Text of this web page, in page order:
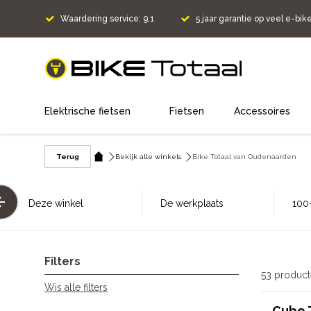
Waardering service: 9,1 5 jaar garantie op veel e-
home
Elektrische fietsen Fietsen Accessoires
Terug Bekijk alle winkels Bike Totaal van Oudenaarden
Deze winkel De werkplaats
Filters
Wis alle filters
53